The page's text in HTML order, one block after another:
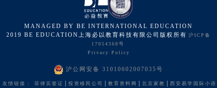
MANAGED BY BE INTERNATIONAL EDUCATION
2019 BE EDUCATION上海必以教育科技有限公司版权所有 沪ICP备
17054368号
Privacy Policy
沪公网安备 31010602007035号
友情链接： 菲律宾签证 投资移民公司 教育资料网 北京家教 西安易学国际小语